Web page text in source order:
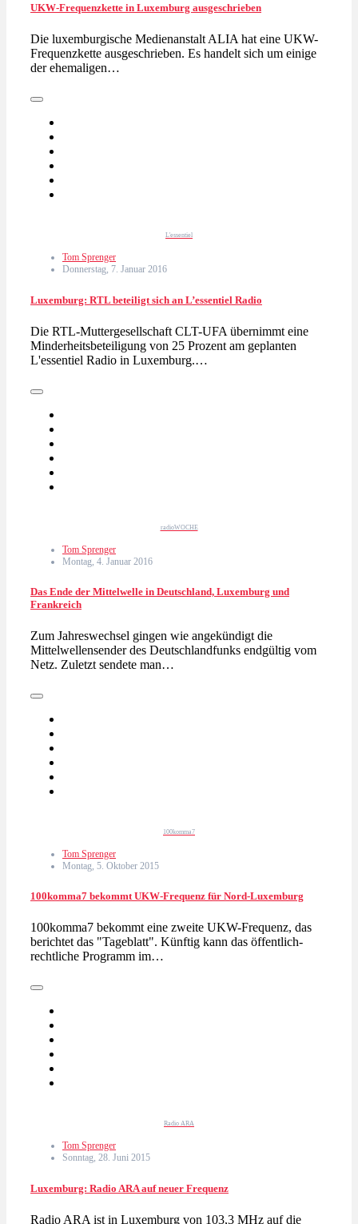
UKW-Frequenzkette in Luxemburg ausgeschrieben
Die luxemburgische Medienanstalt ALIA hat eine UKW-
Frequenzkette ausgeschrieben. Es handelt sich um einige
der ehemaligen…
L'essentiel
Tom Sprenger
Donnerstag, 7. Januar 2016
Luxemburg: RTL beteiligt sich an L’essentiel Radio
Die RTL-Muttergesellschaft CLT-UFA übernimmt eine
Minderheitsbeteiligung von 25 Prozent am geplanten
L'essentiel Radio in Luxemburg.…
radioWOCHE
Tom Sprenger
Montag, 4. Januar 2016
Das Ende der Mittelwelle in Deutschland, Luxemburg und
Frankreich
Zum Jahreswechsel gingen wie angekündigt die
Mittelwellensender des Deutschlandfunks endgültig vom
Netz. Zuletzt sendete man…
100komma7
Tom Sprenger
Montag, 5. Oktober 2015
100komma7 bekommt UKW-Frequenz für Nord-Luxemburg
100komma7 bekommt eine zweite UKW-Frequenz, das
berichtet das "Tageblatt". Künftig kann das öffentlich-
rechtliche Programm im…
Radio ARA
Tom Sprenger
Sonntag, 28. Juni 2015
Luxemburg: Radio ARA auf neuer Frequenz
Radio ARA ist in Luxemburg von 103,3 MHz auf die